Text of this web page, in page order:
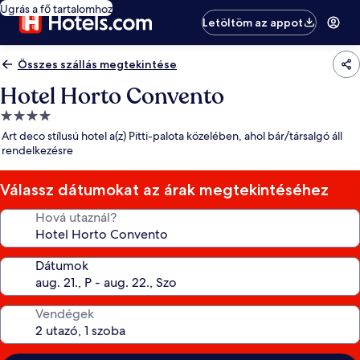
Ugrás a fő tartalomhoz
Letöltöm az appot
Összes szállás megtekintése
Hotel Horto Convento
4.0
csillagos
szálláshely
Art deco stílusú hotel a(z) Pitti-palota közelében, ahol bár/társalgó áll
rendelkezésre
Válassz dátumokat az árak megtekintéséhez
Hová utaznál?
Dátumok
Vendégek